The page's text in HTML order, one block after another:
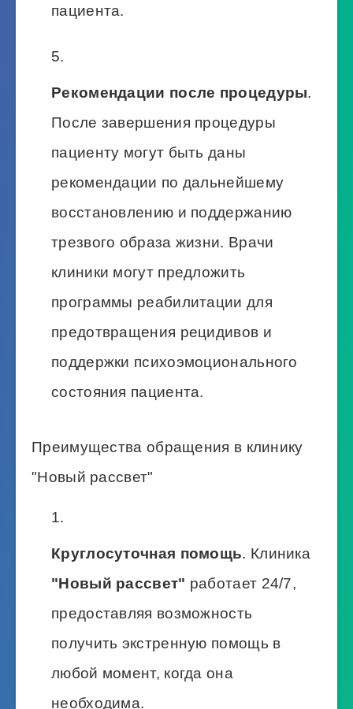
пациента.
Рекомендации после процедуры.
После завершения процедуры
пациенту могут быть даны
рекомендации по дальнейшему
восстановлению и поддержанию
трезвого образа жизни. Врачи
клиники могут предложить
программы реабилитации для
предотвращения рецидивов и
поддержки психоэмоционального
состояния пациента.
Преимущества обращения в клинику
"Новый рассвет"
Круглосуточная помощь. Клиника
"Новый рассвет" работает 24/7,
предоставляя возможность
получить экстренную помощь в
любой момент, когда она
необходима.